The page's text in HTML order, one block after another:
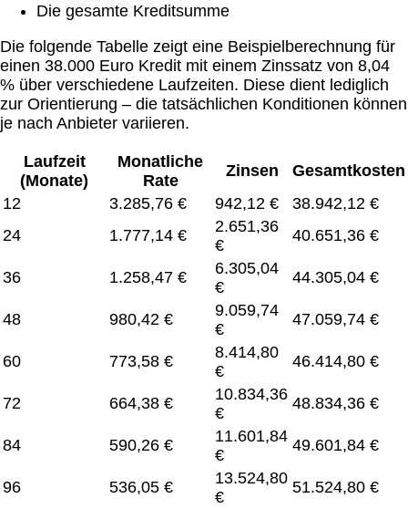
Die gesamte Kreditsumme
Die folgende Tabelle zeigt eine Beispielberechnung für
einen 38.000 Euro Kredit mit einem Zinssatz von 8,04
% über verschiedene Laufzeiten. Diese dient lediglich
zur Orientierung – die tatsächlichen Konditionen können
je nach Anbieter variieren.
Laufzeit
(Monate)
Monatliche
Rate
Zinsen
Gesamtkosten
12
3.285,76 € 942,12 €
38.942,12 €
24
1.777,14 €
2.651,36
€
40.651,36 €
36 1.258,47 €
6.305,04
€
44.305,04 €
48 980,42 €
9.059,74
€
47.059,74 €
60 773,58 €
8.414,80
€
46.414,80 €
72 664,38 €
10.834,36
€
48.834,36 €
84 590,26 €
11.601,84
€
49.601,84 €
96 536,05 €
13.524,80
€
51.524,80 €